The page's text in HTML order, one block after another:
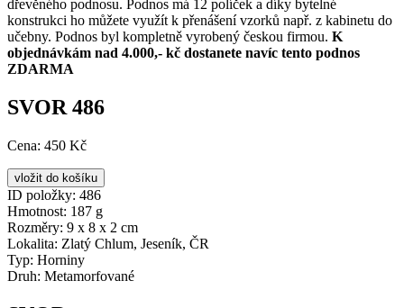
dřevěného podnosu. Podnos má 12 políček a díky bytelné
konstrukci ho můžete využít k přenášení vzorků např. z kabinetu do
učebny. Podnos byl kompletně vyrobený českou firmou. K
objednávkám nad 4.000,- kč dostanete navíc tento podnos
ZDARMA
SVOR 486
Cena: 450 Kč
ID položky: 486
Hmotnost: 187 g
Rozměry: 9 x 8 x 2 cm
Lokalita: Zlatý Chlum, Jeseník, ČR
Typ: Horniny
Druh: Metamorfované